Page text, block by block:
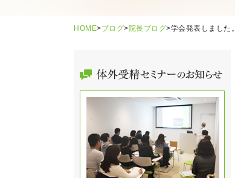
HOME>ブログ>院長ブログ>学会発表しました。